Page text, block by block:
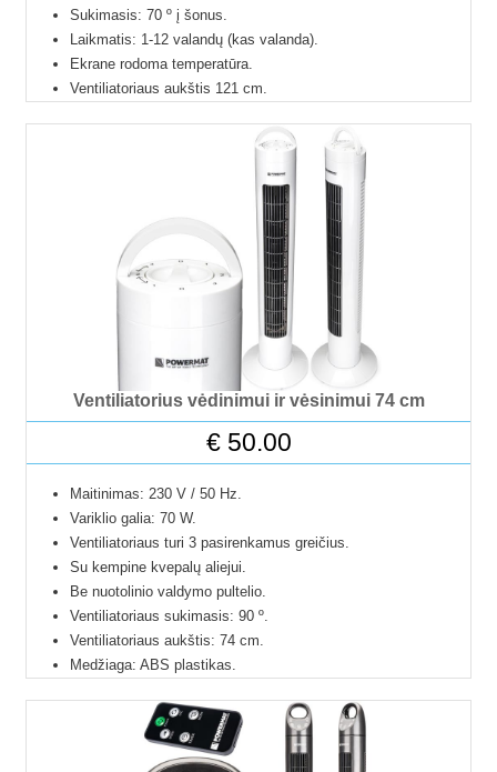
Sukimasis: 70 º į šonus.
Laikmatis: 1-12 valandų (kas valanda).
Ekrane rodoma temperatūra.
Ventiliatoriaus aukštis 121 cm.
Ventiliatorius netelpa į paštomatus, todėl galimas
pristatymas tik per kurjerį.
Ventiliatorius vėdinimui ir vėsinimui 74 cm
€50.00
Maitinimas: 230 V / 50 Hz.
Variklio galia: 70 W.
Ventiliatoriaus turi 3 pasirenkamus greičius.
Su kempine kvepalų aliejui.
Be nuotolinio valdymo pultelio.
Ventiliatoriaus sukimasis: 90 º.
Ventiliatoriaus aukštis: 74 cm.
Medžiaga: ABS plastikas.
Maitinimo kabelio ilgis: 1,5 m.
Garso lygis: ≤ 52 dB.
Ventiliatorius netelpa į paštomatus, todėl galimas